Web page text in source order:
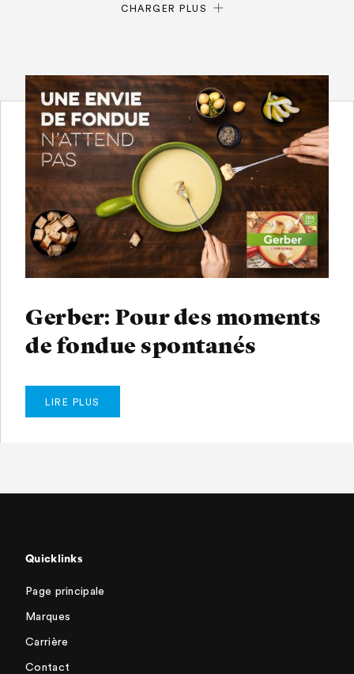
CHARGER PLUS
Gerber: Pour des moments
de fondue spontanés
LIRE PLUS
Quicklinks
Page principale
Marques
Carrière
Contact